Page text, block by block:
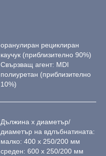
оранулиран рециклиран
каучук (приблизително 90%)
Свързващ агент: MDI
полиуретан (приблизително
10%)
Дължина х диаметър/
диаметър на вдлъбнатината:
малко: 400 х 250/200 мм
среден: 600 х 250/200 мм